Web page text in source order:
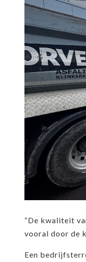
“De kwaliteit
vooral door de
Een